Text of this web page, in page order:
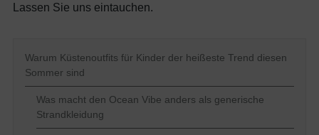
Lassen Sie uns eintauchen.
Warum Küstenoutfits für Kinder der heißeste Trend diesen
Sommer sind
Was macht den Ocean Vibe anders als generische
Strandkleidung